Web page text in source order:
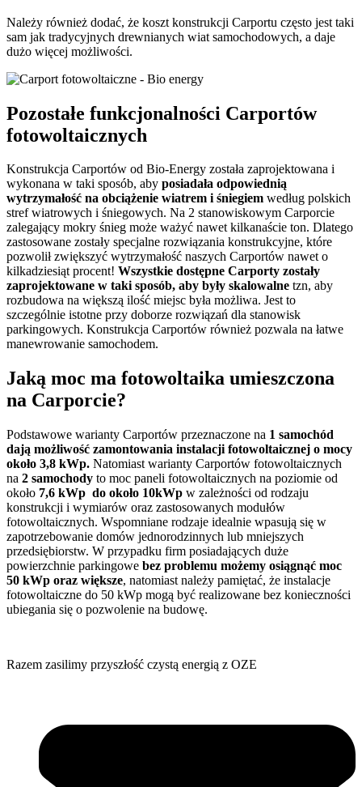
Należy również dodać, że koszt konstrukcji Carportu często jest taki
sam jak tradycyjnych drewnianych wiat samochodowych, a daje
dużo więcej możliwości.
Pozostałe funkcjonalności Carportów
fotowoltaicznych
Konstrukcja Carportów od Bio-Energy została zaprojektowana i
wykonana w taki sposób, aby posiadała odpowiednią
wytrzymałość na obciążenie wiatrem i śniegiem według polskich
stref wiatrowych i śniegowych. Na 2 stanowiskowym Carporcie
zalegający mokry śnieg może ważyć nawet kilkanaście ton. Dlatego
zastosowane zostały specjalne rozwiązania konstrukcyjne, które
pozwolił zwiększyć wytrzymałość naszych Carportów nawet o
kilkadziesiąt procent! Wszystkie dostępne Carporty zostały
zaprojektowane w taki sposób, aby były skalowalne tzn, aby
rozbudowa na większą ilość miejsc była możliwa. Jest to
szczególnie istotne przy doborze rozwiązań dla stanowisk
parkingowych. Konstrukcja Carportów również pozwala na łatwe
manewrowanie samochodem.
Jaką moc ma fotowoltaika umieszczona
na Carporcie?
Podstawowe warianty Carportów przeznaczone na 1 samochód
dają możliwość zamontowania instalacji fotowoltaicznej o mocy
około 3,8 kWp. Natomiast warianty Carportów fotowoltaicznych
na 2 samochody to moc paneli fotowoltaicznych na poziomie od
około 7,6 kWp do około 10kWp w zależności od rodzaju
konstrukcji i wymiarów oraz zastosowanych modułów
fotowoltaicznych. Wspomniane rodzaje idealnie wpasują się w
zapotrzebowanie domów jednorodzinnych lub mniejszych
przedsiębiorstw. W przypadku firm posiadających duże
powierzchnie parkingowe bez problemu możemy osiągnąć moc
50 kWp oraz większe, natomiast należy pamiętać, że instalacje
fotowoltaiczne do 50 kWp mogą być realizowane bez konieczności
ubiegania się o pozwolenie na budowę.
Razem zasilimy przyszłość czystą energią z OZE